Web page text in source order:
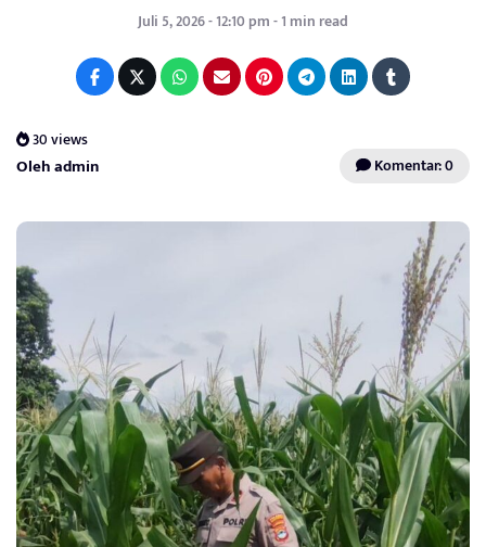
Juli 5, 2026 - 12:10 pm - 1 min read
30 views
Oleh admin Komentar: 0